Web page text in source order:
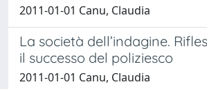
2011-01-01 Canu, Claudia
La società dell’indagine.
il successo del poliziesco
2011-01-01 Canu, Claudia